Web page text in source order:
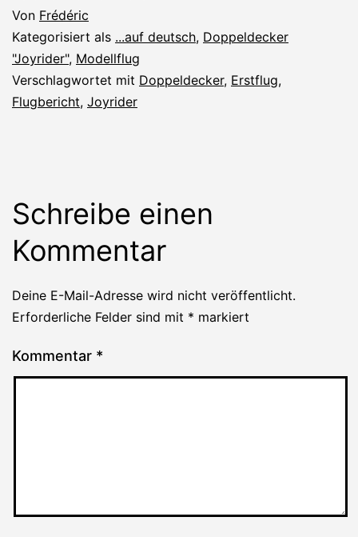
Von Frédéric
Kategorisiert als ...auf deutsch, Doppeldecker
"Joyrider", Modellflug
Verschlagwortet mit Doppeldecker, Erstflug,
Flugbericht, Joyrider
Schreibe einen
Kommentar
Deine E-Mail-Adresse wird nicht veröffentlicht.
Erforderliche Felder sind mit * markiert
Kommentar *